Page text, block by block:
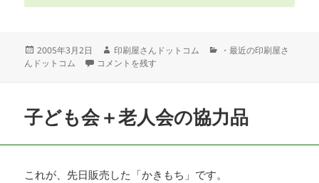
投
稿
2005年3月2日
作
成
印刷屋さんドットコム
カ・最近の印刷屋さ
んドットコム
無事、無料・電話工事も終了。 に
コメントを残す
子ども会＋老人会の協力品
これが、先日販売した「かきもち」です。